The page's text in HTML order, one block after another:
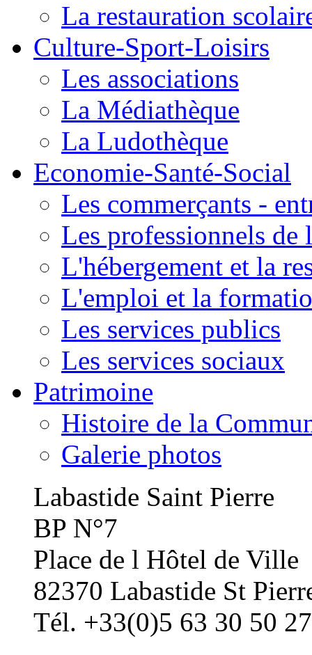
La restauration
Culture-Sport-Loisirs
Les associations
La Médiathèque
La Ludothèque
Economie-Santé-Social
Les commerçants -
Les professionnels de
L'hébergement et la
L'emploi et la
Les services publics
Les services sociaux
Patrimoine
Histoire de la
Galerie photos
Labastide Saint Pierre
BP N°7
Place de l Hôtel de Ville
82370 Labastide St
Tél. +33(0)5 63 30 50 27